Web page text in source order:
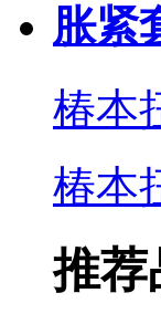
胀紧
椿本
椿本
推荐